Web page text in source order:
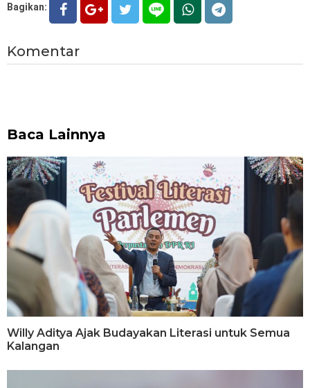
Bagikan:
Komentar
Baca Lainnya
Willy Aditya Ajak Budayakan Literasi untuk Semua
Kalangan